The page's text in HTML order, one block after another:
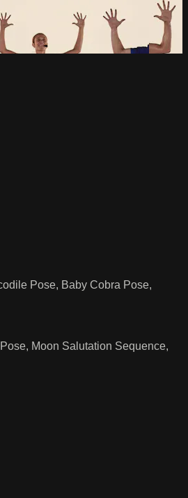
Pose, Baby Cobra Pose,
Moon Salutation Sequence,